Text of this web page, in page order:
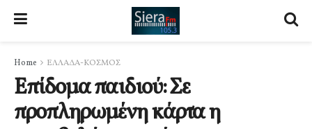
Home ΕΛΛΑΔΑ-ΚΟΣΜΟΣ
Επίδομα παιδιού: Σε
προπληρωμένη κάρτα η